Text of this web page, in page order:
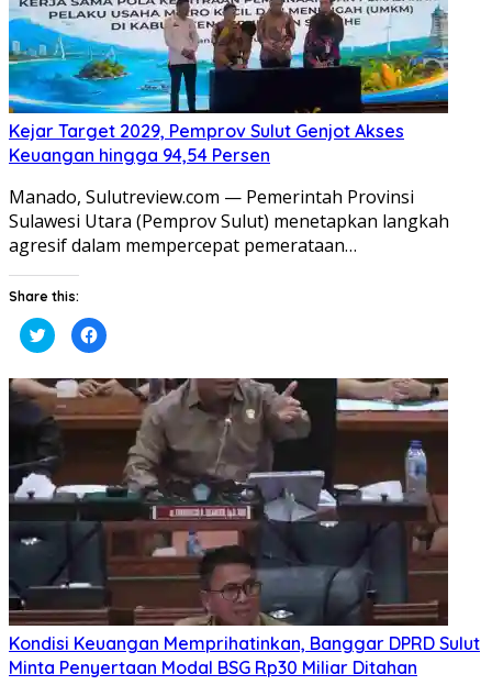
Kejar Target 2029, Pemprov Sulut Genjot Akses
Keuangan hingga 94,54 Persen
Manado, Sulutreview.com — Pemerintah Provinsi
Sulawesi Utara (Pemprov Sulut) menetapkan langkah
agresif dalam mempercepat pemerataan…
Share this:
Klik
untuk
berbagi
Twitter(Membuka
di
jendela
yang
Klik
untuk
Facebook(Membuka
di
jendela
yang
Kondisi Keuangan Memprihatinkan, Banggar DPRD Sulut
Minta Penyertaan Modal BSG Rp30 Miliar Ditahan